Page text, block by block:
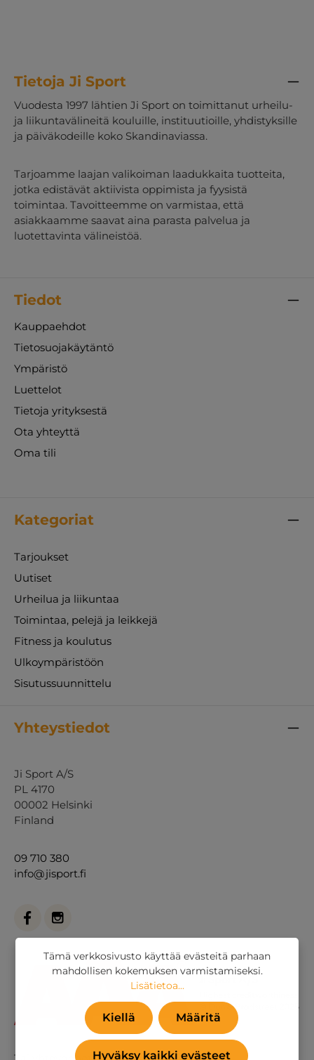
Tietoja Ji Sport
Vuodesta 1997 lähtien Ji Sport on toimittanut urheilu-
ja liikuntavälineitä kouluille, instituutioille, yhdistyksille
ja päiväkodeille koko Skandinaviassa.
Tarjoamme laajan valikoiman laadukkaita tuotteita,
jotka edistävät aktiivista oppimista ja fyysistä
toimintaa. Tavoitteemme on varmistaa, että
asiakkaamme saavat aina parasta palvelua ja
luotettavinta välineistöä.
Tiedot
Kauppaehdot
Tietosuojakäytäntö
Ympäristö
Luettelot
Tietoja yrityksestä
Ota yhteyttä
Oma tili
Kategoriat
Tarjoukset
Uutiset
Urheilua ja liikuntaa
Toimintaa, pelejä ja leikkejä
Fitness ja koulutus
Ulkoympäristöön
Sisutussuunnittelu
Yhteystiedot
Ji Sport A/S
PL 4170
00002 Helsinki
Finland
09 710 380
info@jisport.fi
Tämä verkkosivusto käyttää evästeitä parhaan
mahdollisen kokemuksen varmistamiseksi.
Lisätietoa...
Kiellä Määritä
Hyväksy kaikki evästeet